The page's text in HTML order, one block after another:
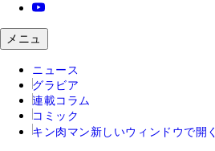
メニュ
ニュース
グラビア
連載コラム
コミック
キン肉マン 新しいウィンドウで開く